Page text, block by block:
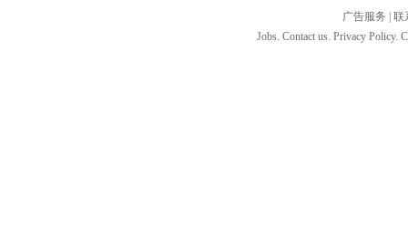
广告服务
联
Jobs. Contact us. Privacy Policy.